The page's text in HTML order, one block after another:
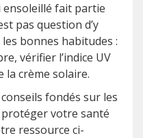
ensoleillé fait partie
pas question d’y
bonnes habitudes :
vérifier l’indice UV
la crème solaire.
fondés sur les
votre santé
ressource ci-